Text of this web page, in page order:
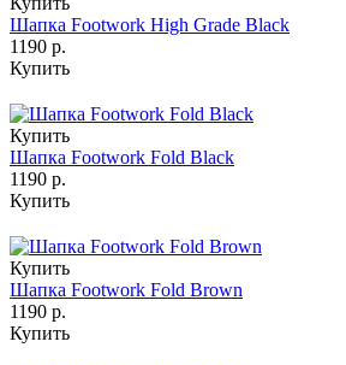
Шапка Footwork High Grade Black
1190 р.
Купить
Купить
Шапка Footwork Fold Black
1190 р.
Купить
Купить
Шапка Footwork Fold Brown
1190 р.
Купить